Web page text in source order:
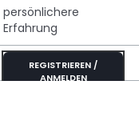
persönlichere
Erfahrung
REGISTRIEREN /
ANMELDEN